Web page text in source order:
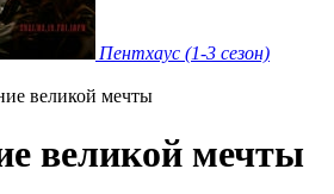
Пентхаус (1-3 сезон)
великой мечты
великой мечты